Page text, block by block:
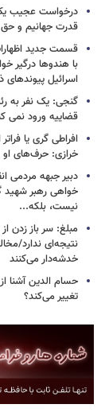
درخواست عجیب
قدرت جهانیم و
قسمت جدید
با هندوها درگیر
اسرائیل پیوندهای
گنجی: یک نفر به
قضاییه ورود نمی
افراطی گری یا
خرازی: حرف‌های
دبیر جبهه مردمی
خواهی رهبر شهید
نیست، بلکه...
مبلغ: سر باز زدن
نتیجه‌ای ندارد/
خدشه‌دار می‌کنند
حسام الدین آشنا
تغییر می‌کند؟